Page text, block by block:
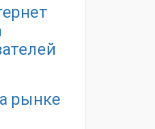
рынке